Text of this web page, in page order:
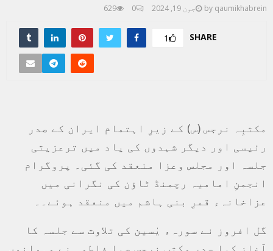
by qaumikhabrein جون 19, 2024 0
629
SHARE
1
مکتبِہ نرجس (س) کے زیرِ اہتمام ایران کے صدر
رئیسی اور دیگر شہدوں کی یاد میں ترعزیتی
جلسہ اور مجلس وعزا منعقد کی گئی۔ پروگرام
انجمنِ امامیہ رچمنڈ ٹاؤن کی نگرانی میں
عزاخانہء قمرِ بنی ہاشم میں منعقد ہوئے۔۔
گل افروز نے سورہء یٰسین کی تلاوت سے جلسہ کا
آغاز کیا صدرِ مکتبِ نرجس صبا فاطمہ نے مہمانوں